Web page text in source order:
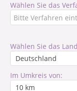
Wählen Sie das
Wählen Sie das
Im Umkreis von: